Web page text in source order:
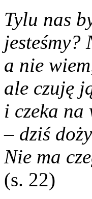
Tylu nas
jesteśmy?
a nie
ale czuję
i czeka na
– dziś
Nie ma
(s. 22)